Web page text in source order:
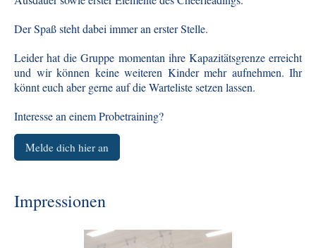
Der Spaß steht dabei immer an erster Stelle.
Leider hat die Gruppe momentan ihre Kapazitätsgrenze erreicht
und wir können keine weiteren Kinder mehr aufnehmen. Ihr
könnt euch aber gerne auf die Warteliste setzen lassen.
Interesse an einem Probetraining?
Melde dich hier an
Impressionen